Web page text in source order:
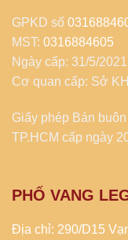
GPKD số
MST: 0316884605
Ngày cấp: 31/5/2021
Cơ quan cấp: Sở
Giấy phép Bán
TP.HCM cấp ngày
PHỐ VANG
Địa chỉ: 290/D15